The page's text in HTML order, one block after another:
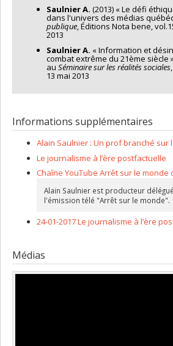
Saulnier A. (2013) « Le défi
dans l'univers des médias
publique, Éditions Nota bene,
2013
Saulnier A. « Information et
combat extrême du 21ème siècle
au Séminaire sur les réalités sociales
13 mai 2013
Informations supplémentaires
Alain Saulnier : Un prof branché sur
Le journalisme à l’ère postfactuelle
Chaîne YouTube Arrêt sur le monde
Alain Saulnier est producteur
l'émission télé "Arrêt sur le monde".
24-01-2017 Le journalisme à l’ère
Médias